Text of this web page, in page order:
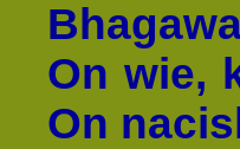
On wie,
On